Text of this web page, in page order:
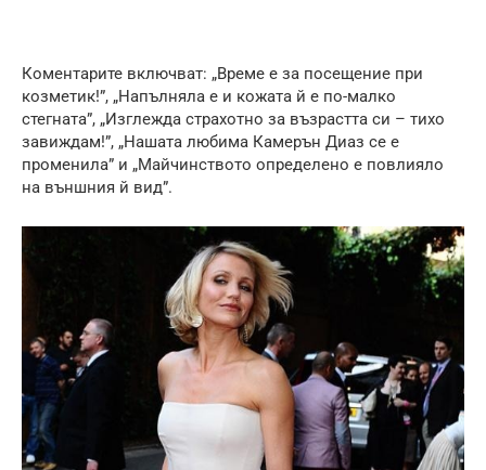
Коментарите включват: „Време е за посещение при
козметик!”, „Напълняла е и кожата й е по-малко
стегната”, „Изглежда страхотно за възрастта си – тихо
завиждам!”, „Нашата любима Камерън Диаз се е
променила” и „Майчинството определено е повлияло
на външния й вид”.